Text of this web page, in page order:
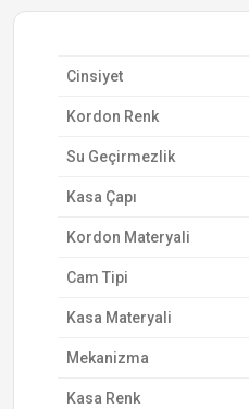
Cinsiyet
Kordon Renk
Su Geçirmezlik
Kasa Çapı
Kordon Materyali
Cam Tipi
Kasa Materyali
Mekanizma
Kasa Renk